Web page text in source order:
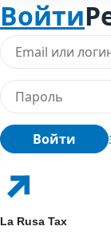
Войти
Войти
La Rusa Tax